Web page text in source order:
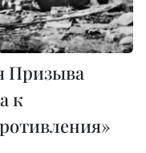
Призыва
к